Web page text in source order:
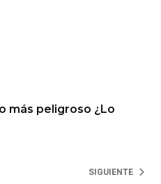
más peligroso ¿Lo
SIGUIENTE